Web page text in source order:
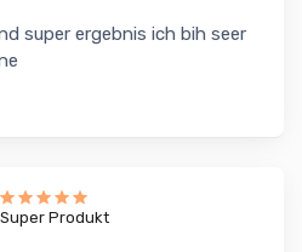
super ergebnis ich bih seer
Super Produkt